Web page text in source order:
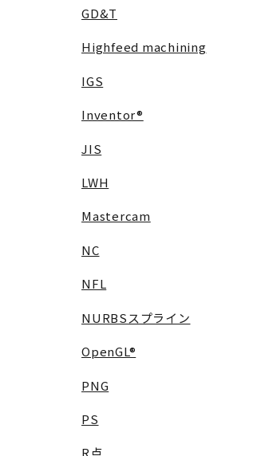
GD&T
Highfeed machining
IGS
Inventor®
JIS
LWH
Mastercam
NC
NFL
NURBSスプライン
OpenGL®
PNG
PS